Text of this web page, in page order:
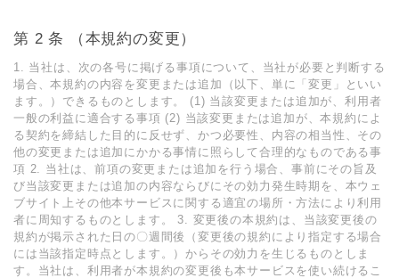
第 2 条 （本規約の変更）
1. 当社は、次の各号に掲げる事項について、当社が必要と判断する
場合、本規約の内容を変更または追加（以下、単に「変更」といい
ます。）できるものとします。 (1) 当該変更または追加が、利⽤者
⼀般の利益に適合する事項 (2) 当該変更または追加が、本規約によ
る契約を締結した⽬的に反せず、かつ必要性、内容の相当性、その
他の変更または追加にかかる事情に照らして合理的なものである事
項 2. 当社は、前項の変更または追加を⾏う場合、事前にその旨及
び当該変更または追加の内容ならびにその効⼒発⽣時期を、本ウェ
ブサイト上その他本サービスに関する適宜の場所・⽅法により利⽤
者に周知するものとします。 3. 変更後の本規約は、当該変更後の
規約が掲⽰された⽇の〇週間後（変更後の規約により指定する場合
には当該指定時点とします。）からその効⼒を⽣じるものとしま
す。当社は、利⽤者が本規約の変更後も本サービスを使い続けるこ